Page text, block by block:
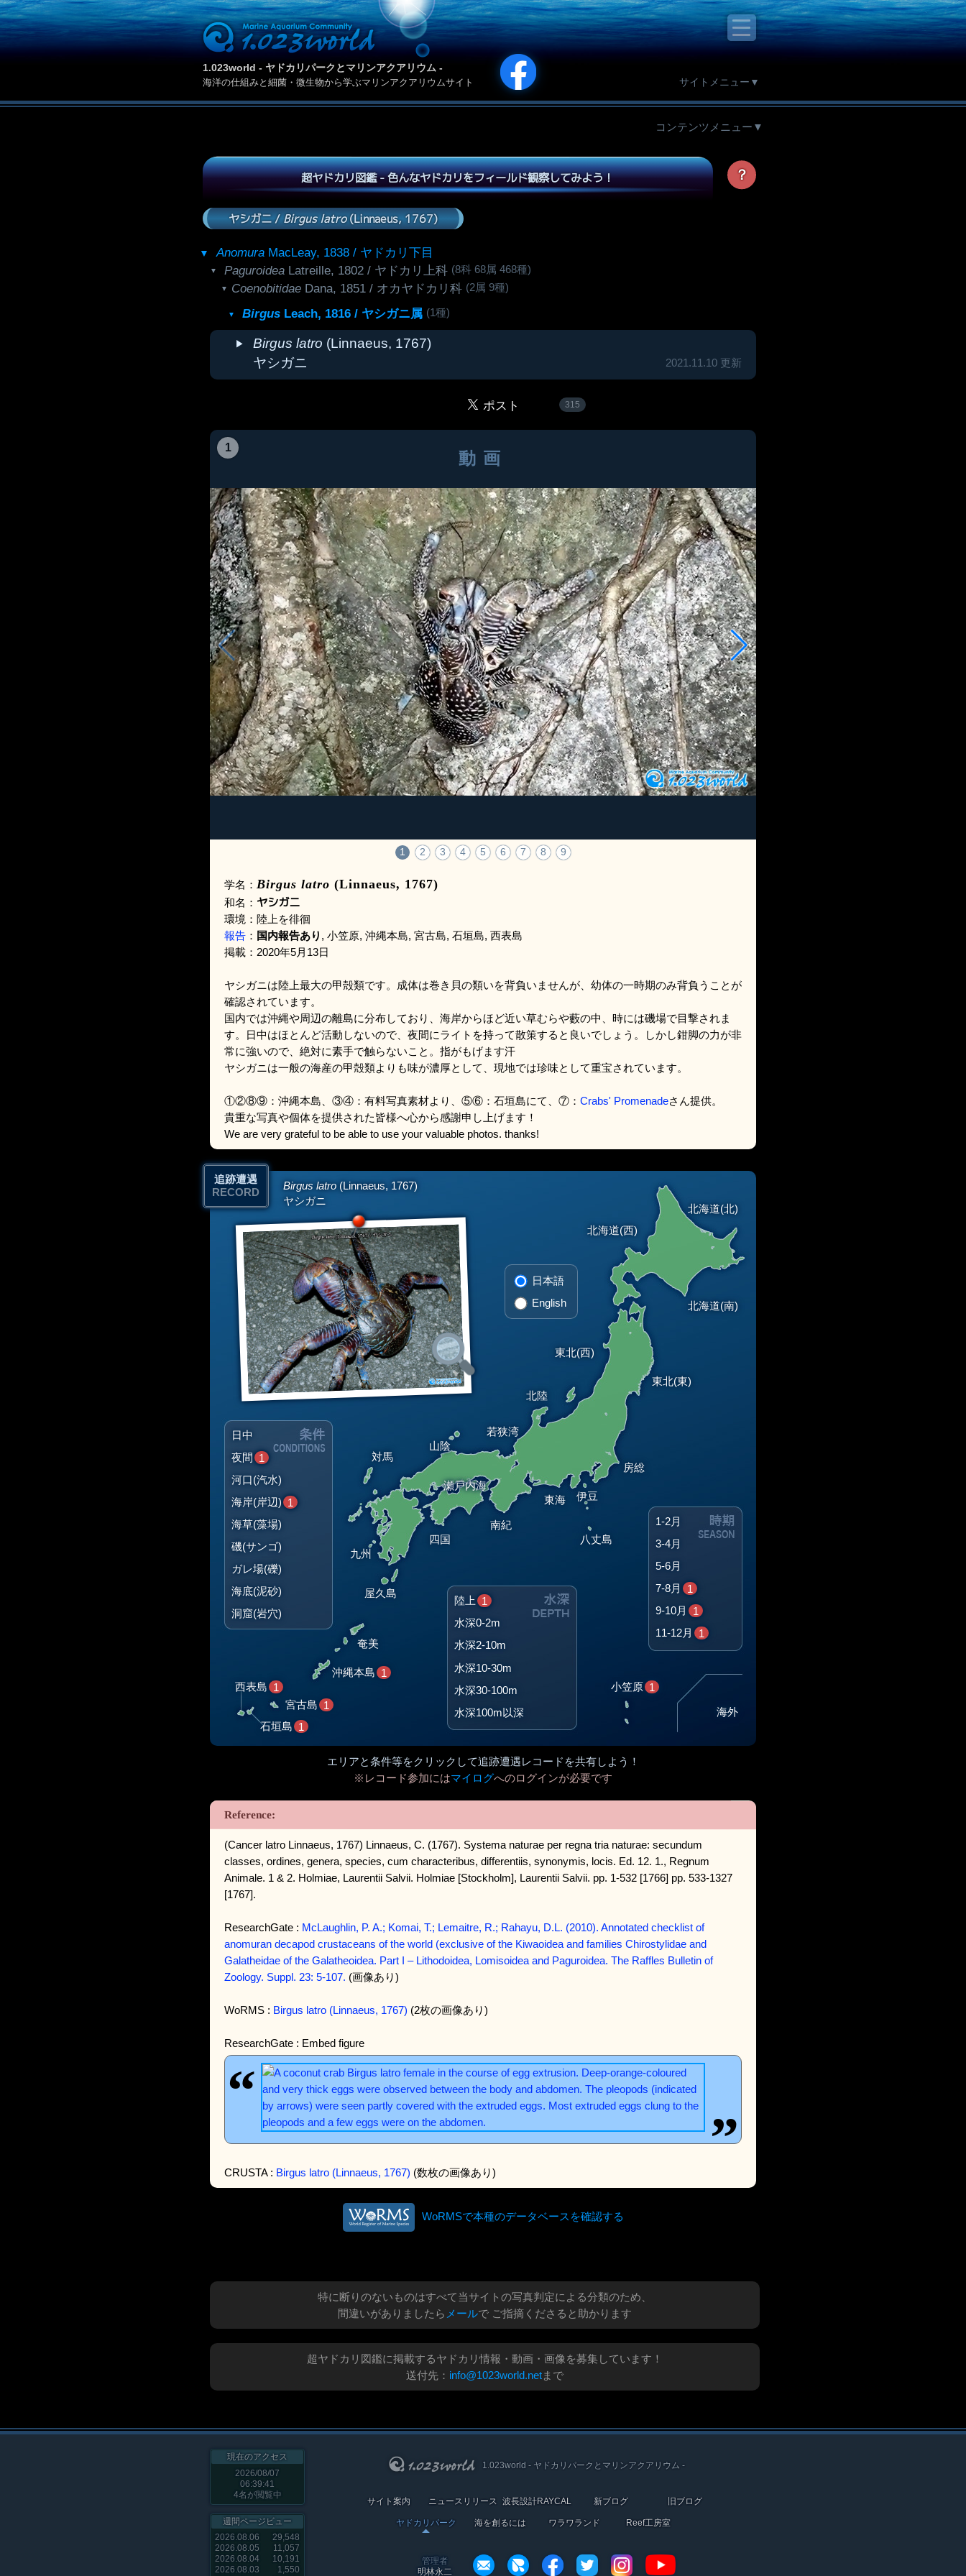
1.023world - ヤドカリパークとマリンアクアリウム -
海洋の仕組みと細菌・微生物から学ぶマリンアクアリウムサイト サイトメニュー▼
コンテンツメニュー▼
超ヤドカリ図鑑 - 色んなヤドカリをフィールド観察してみよう！ ？
ヤシガニ /Birgus latro(Linnaeus, 1767)
Anomura MacLeay, 1838 / ヤドカリ下目
Paguroidea Latreille, 1802 / ヤドカリ上科 (8科 68属 468種)
Coenobitidae Dana, 1851 / オカヤドカリ科 (2属 9種)
Birgus Leach, 1816 / ヤシガニ属 (1種)
Birgus latro (Linnaeus, 1767)
ヤシガニ
2021.11.10 更新
315
1
動画
1 2 3 4 5 6 7 8 9
学名： Birgus latro (Linnaeus, 1767)
和名： ヤシガニ
環境：陸上を徘徊
報告 ： 国内報告あり , 小笠原, 沖縄本島, 宮古島, 石垣島, 西表島
掲載：2020年5月13日
ヤシガニは陸上最大の甲殻類です。成体は巻き貝の類いを背負いませんが、幼体の一時期のみ背負うことが
確認されています。
国内では沖縄や周辺の離島に分布しており、海岸からほど近い草むらや藪の中、時には磯場で目撃されま
す。日中はほとんど活動しないので、夜間にライトを持って散策すると良いでしょう。しかし鉗脚の力が非
常に強いので、絶対に素手で触らないこと。指がもげます汗
ヤシガニは一般の海産の甲殻類よりも味が濃厚として、現地では珍味として重宝されています。
①②⑧⑨：沖縄本島、③④：有料写真素材より、⑤⑥：石垣島にて、⑦： Crabs' Promenadeさん提供。
貴重な写真や個体を提供された皆様へ心から感謝申し上げます！
We are very grateful to be able to use your valuable photos. thanks!
追跡遭遇
RECORD
Birgus latro (Linnaeus, 1767)
ヤシガニ
北海道(北)
北海道(西)
北海道(南)
東北(西)
東北(東)
北陸
房総
伊豆
八丈島
小笠原 1
東海
若狭湾
南紀
山陰
瀬戸内海
四国
対馬
九州
屋久島
奄美
沖縄本島 1
宮古島 1
石垣島 1
西表島 1
海外
陸上
1
水深0-2m
水深2-10m
水深10-30m
水深30-100m
水深100m以深
1-2月
3-4月
5-6月
7-8月
1
9-10月
1
11-12月
1
日中
夜間 1
河口(汽水)
海岸(岸辺) 1
海草(藻場)
磯(サンゴ)
ガレ場(礫)
海底(泥砂)
洞窟(岩穴)
日本語
English
エリアと条件等をクリックして追跡遭遇レコードを共有しよう！
※レコード参加にはマイログへのログインが必要です
(Cancer latro Linnaeus, 1767) Linnaeus, C. (1767). Systema naturae per regna tria naturae: secundum
classes, ordines, genera, species, cum characteribus, differentiis, synonymis, locis. Ed. 12. 1., Regnum
Animale. 1 & 2. Holmiae, Laurentii Salvii. Holmiae [Stockholm], Laurentii Salvii. pp. 1-532 [1766] pp. 533-1327
[1767].
ResearchGate : McLaughlin, P. A.; Komai, T.; Lemaitre, R.; Rahayu, D.L. (2010). Annotated checklist of
anomuran decapod crustaceans of the world (exclusive of the Kiwaoidea and families Chirostylidae and
Galatheidae of the Galatheoidea. Part I – Lithodoidea, Lomisoidea and Paguroidea. The Raffles Bulletin of
Zoology. Suppl. 23: 5-107. (画像あり)
WoRMS : Birgus latro (Linnaeus, 1767) (2枚の画像あり)
ResearchGate : Embed figure
CRUSTA : Birgus latro (Linnaeus, 1767) (数枚の画像あり)
WoRMSで本種のデータベースを確認する
特に断りのないものはすべて当サイトの写真判定による分類のため、
間違いがありましたら メールで ご指摘くださると助かります
超ヤドカリ図鑑に掲載するヤドカリ情報・動画・画像を募集しています！
送付先： info@1023world.netまで
現在のアクセス
2026/08/07
06:39:41
4名が閲覧中
週間ページビュー
2026.08.06
29,548
2026.08.05
11,057
2026.08.04
10,191
2026.08.03
1,550
1.023world - ヤドカリパークとマリンアクアリウム -
サイト案内 ニュースリリース 波長設計RAYCAL 新ブログ 旧ブログ
ヤドカリパーク 海を創るには ワラワランド Reef工房室
管理者
明林永二